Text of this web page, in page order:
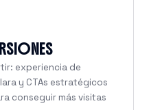
experiencia de
y CTAs estratégicos
conseguir más visitas